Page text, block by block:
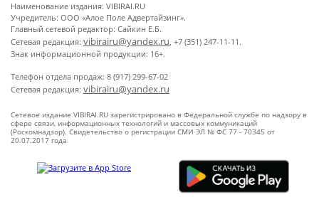
Наименование издания: VIBIRAI.RU
Учредитель: ООО «Алое Поле Адвертайзинг».
Главный сетевой редактор: Сайкин Е.Б.
Сетевая редакция: vibirairu@yandex.ru, +7 (351) 247-11-11.
Знак информационной продукции: 16+.
Телефон отдела продаж: 8 (917) 299-67-02
Сетевая редакция: vibirairu@yandex.ru
Сетевое издание VIBIRAI.RU зарегистрировано в Федеральной службе по надзору в
сфере связи, информационных технологий и массовых коммуникаций
(Роскомнадзор). Свидетельство о регистрации СМИ ЭЛ № ФС 77 - 70345 от
20.07.2017 года